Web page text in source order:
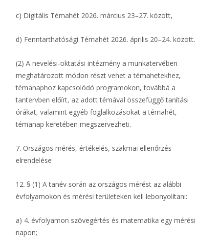
c) Digitális Témahét 2026. március 23–27. között,
d) Fenntarthatósági Témahét 2026. április 20–24. között.
(2) A nevelési-oktatási intézmény a munkatervében
meghatározott módon részt vehet a témahetekhez,
témanaphoz kapcsolódó programokon, továbbá a
tantervben előírt, az adott témával összefüggő tanítási
órákat, valamint egyéb foglalkozásokat a témahét,
témanap keretében megszervezheti.
7. Országos mérés, értékelés, szakmai ellenőrzés
elrendelése
12. § (1) A tanév során az országos mérést az alábbi
évfolyamokon és mérési területeken kell lebonyolítani:
a) 4. évfolyamon szövegértés és matematika egy mérési
napon;